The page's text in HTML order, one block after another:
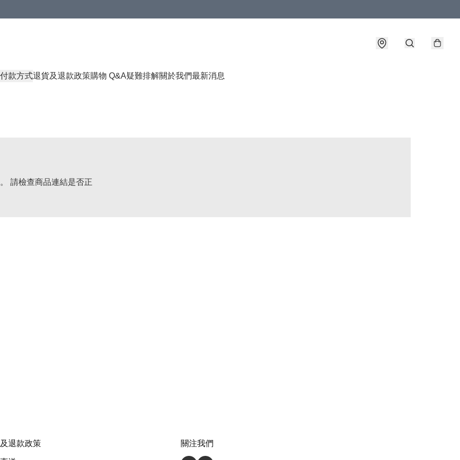
付款方式退貨及退款政策購物 Q&A疑難排解關於我們最新消息
請檢查商品連結是否正
退款政策 關注我們